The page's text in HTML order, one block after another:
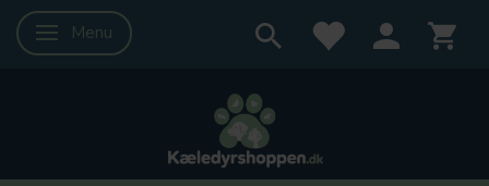
Skifte navigation
Menu